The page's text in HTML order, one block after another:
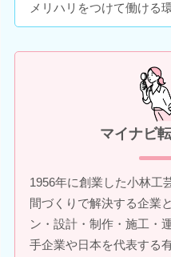
メリハリをつけて働ける
マイナビ
1956年に創業した小林工
間づくりで解決する企業
ン・設計・制作・施工・
手企業や日本を代表する